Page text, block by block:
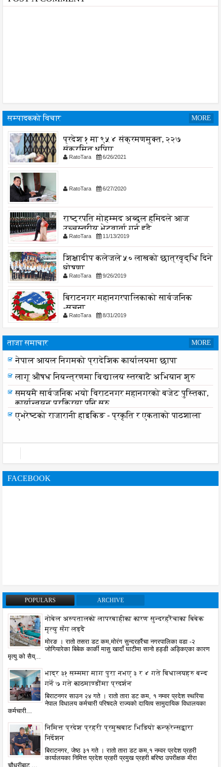
सम्पादकको विचार MORE
प्रदेश १ मा ९५४ संक्रमणमुक्त, २२७
संक्रमित थपिए
RatoTara 6/26/2021
RatoTara 6/27/2020
राष्ट्रपति मोहम्मद अब्दुल हमिदले आज
उच्चस्तरीय भेटवार्ता गर्नु हुदै,
RatoTara 11/13/2019
शिक्षादीप कलेजले ५० लाखको छात्रवृद्धि दिने
घोषणा
RatoTara 9/26/2019
बिराटनगर महानगरपालिकाको सार्वजनिक
-सुचना
RatoTara 8/31/2019
ताजा समाचार MORE
नेपाल आयल निगमको प्रादेशिक कार्यालयमा छापा
लागू औषध नियन्त्रणमा विद्यालय स्तरबाटै अभियान शुरु
समयमै सार्वजनिक भयो विराटनगर महानगरको बजेट पुस्तिका,
कार्यान्वयन प्रक्रिया पनि सुरु
एभरेष्टको राजारानी हाइकिङ - प्रकृति र एकताको पाठशाला
FACEBOOK
POPULARS ARCHIVE
नोबेल अस्पतालको लापरबाहीका कारण सुन्दरहरैंचाका बिबेक
मृत्यु सँग लड्दै
मोरङ । रातो तसरा डट कम,मोरंग सुन्दरहरैंचा नगरपालिका वडा -२
जोगियारेका बिबेक कार्की मासु खादाँ घाटीमा सानो हड्डी अड्किएका कारण
मृत्यु को सैय्...
भाद्र ३१ सम्ममा माग पुरा नभए ३ र ४ गते बिधालयहरु बन्द
गर्ने ७ गते काठमाण्डौंमा प्रदर्शन
बिराटनगर साउन २४ गते । रातो तारा डट कम, १ नम्वर प्रदेश स्थरिया
नेपाल विधालय कर्मचारी परिषदले राज्यको दायित्व सामुदायिक विधालयका
कर्मचारी...
निमित्त प्रदेश प्रहरी प्रमुखबाट भिडियो कन्फ्रेन्सद्वारा
निर्देशन
बिराटनगर, जेष्ठ ३१ गते । रातो तारा डट कम,१ नम्वर प्रदेश प्रहरी
कार्यालयका निमित्त प्रदेश प्रहरी प्रमुख प्रहरी बरिष्ठ उपरीक्षक मीरा
चौधरीबाट ...